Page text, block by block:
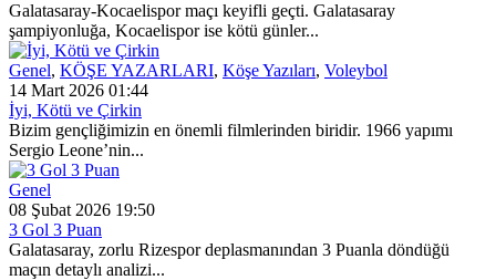
Galatasaray-Kocaelispor maçı keyifli geçti. Galatasaray
şampiyonluğa, Kocaelispor ise kötü günler...
Genel, KÖŞE YAZARLARI, Köşe Yazıları, Voleybol
14 Mart 2026 01:44
İyi, Kötü ve Çirkin
Bizim gençliğimizin en önemli filmlerinden biridir. 1966 yapımı
Sergio Leone’nin...
Genel
08 Şubat 2026 19:50
3 Gol 3 Puan
Galatasaray, zorlu Rizespor deplasmanından 3 Puanla döndüğü
maçın detaylı analizi...